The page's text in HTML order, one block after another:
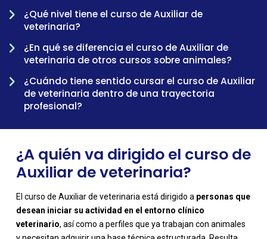
¿Qué nivel tiene el curso de Auxiliar de
veterinaria?
¿En qué se diferencia el curso de Auxiliar de
veterinaria de otros cursos sobre animales?
¿Cuándo tiene sentido cursar el curso de Auxiliar
de veterinaria dentro de una trayectoria
profesional?
¿A quién va dirigido el curso de
Auxiliar de veterinaria?
El curso de Auxiliar de veterinaria está dirigido a personas que
desean iniciar su actividad en el entorno clínico
veterinario, así como a perfiles que ya trabajan con animales